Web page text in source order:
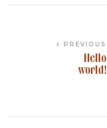
PREVIOUS
Hello
world!